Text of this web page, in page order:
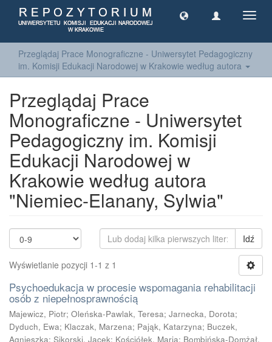
Przeglądaj Prace Monograficzne - Uniwersytet Pedagogiczny
im. Komisji Edukacji Narodowej w Krakowie według autora
Przeglądaj Prace
Monograficzne - Uniwersytet
Pedagogiczny im. Komisji
Edukacji Narodowej w
Krakowie według autora
"Niemiec-Elanany, Sylwia"
Idź
Wyświetlanie pozycji 1-1 z 1
Psychoedukacja w procesie wspomagania rehabilitacji
osób z niepełnosprawnością
Majewicz, Piotr; Oleńska-Pawlak, Teresa; Jarnecka, Dorota;
Dyduch, Ewa; Klaczak, Marzena; Pająk, Katarzyna; Buczek,
Agnieszka; Sikorski, Jacek; Kościółek, Maria; Bombińska-Domżał,